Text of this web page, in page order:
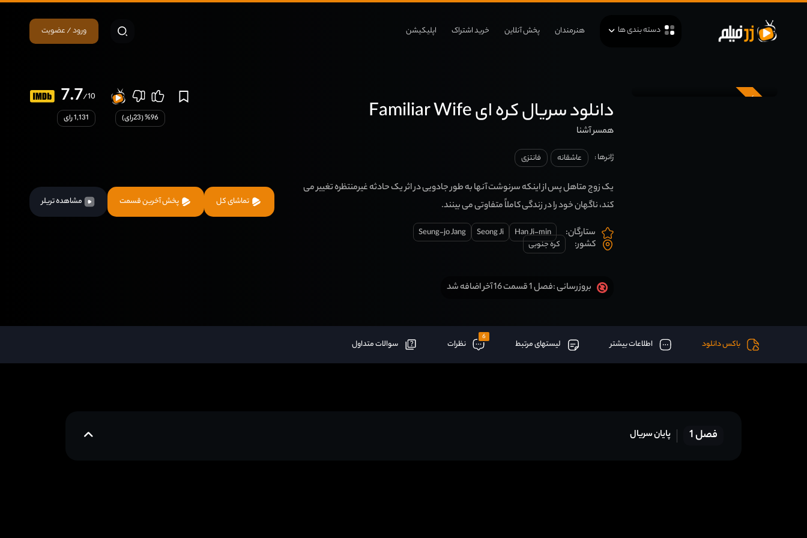
دسته بندی ها هنرمندان پخش آنلاین خرید اشتراک اپلیکیشن ورود / عضویت
زیرنویس دانلود سریال کره ای Familiar Wife
همسر آشنا
ژانرها : عاشقانه فانتزی
یک زوج متاهل پس از اینکه سرنوشت آنها به طور جادویی در اثر یک حادثه غیرمنتظره تغییر می
کند، ناگهان خود را در زندگی کاملاً متفاوتی می بینند.
ستارگان:
Han Ji-min
Seong Ji
Seung-jo Jang
کشور: کره جنوبی
بروزرسانی :فصل 1 قسمت 16 آخر اضافه شد
7.7/10
1,131 رای 96
% (
23رای)
تماشای کل پخش آخرین قسمت مشاهده تریلر
باکس دانلود اطلاعات بیشتر لیستهای مرتبط
6
نظرات سوالات متداول
فصل 1 پایان سریال